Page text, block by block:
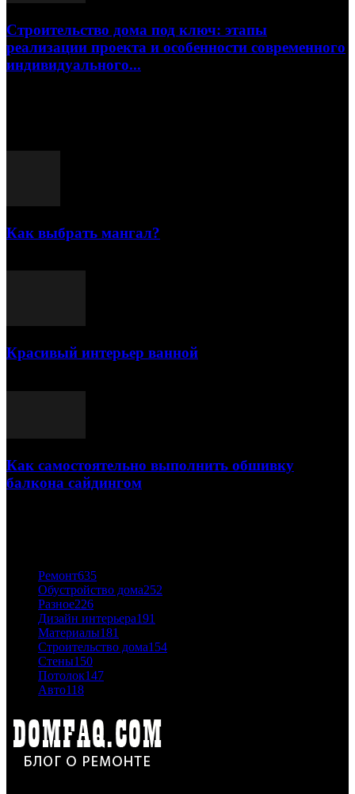
Строительство дома под ключ: этапы
реализации проекта и особенности современного
индивидуального...
Как выбрать мангал?
Красивый интерьер ванной
Как самостоятельно выполнить обшивку
балкона сайдингом
Ремонт635
Обустройство дома252
Разное226
Дизайн интерьера191
Материалы181
Строительство дома154
Стены150
Потолок147
Авто118